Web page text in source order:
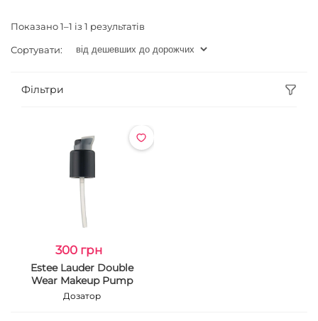
Показано 1–1 із 1 результатів
Сортувати:
Фільтри
300 грн
Estee Lauder Double
Wear Makeup Pump
Дозатор